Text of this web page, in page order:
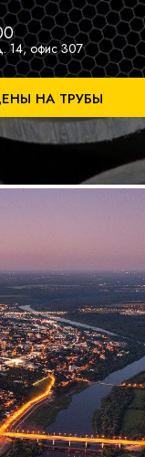
14, офис 307
НА ТРУБЫ